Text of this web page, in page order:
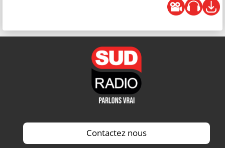
Contactez nous